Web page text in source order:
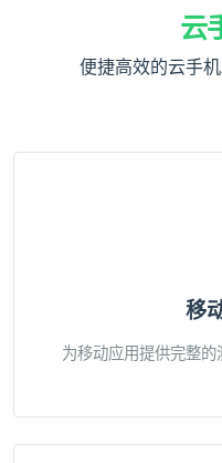
云
便捷高效的云手
移
为移动应用提供完整的